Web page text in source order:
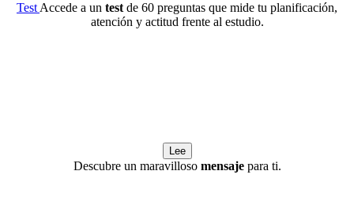
Test Accede a un test de 60 preguntas que mide tu planificación,
atención y actitud frente al estudio.
Lee
Descubre un maravilloso mensajepara ti.